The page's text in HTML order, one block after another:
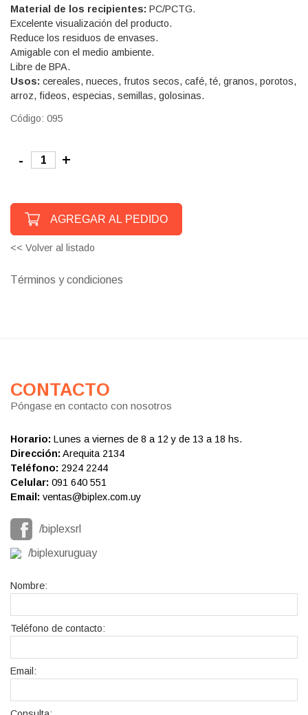
Material de los recipientes: PC/PCTG.
Excelente visualización del producto.
Reduce los residuos de envases.
Amigable con el medio ambiente.
Libre de BPA.
Usos: cereales, nueces, frutos secos, café, té, granos, porotos,
arroz, fideos, especias, semillas, golosinas.
Código: 095
- +
AGREGAR AL PEDIDO
<< Volver al listado
Términos y condiciones
CONTACTO
Póngase en contacto con nosotros
Horario: Lunes a viernes de 8 a 12 y de 13 a 18 hs.
Dirección: Arequita 2134
Teléfono: 2924 2244
Celular: 091 640 551
Email: ventas@biplex.com.uy
/biplexsrl
/biplexuruguay
Nombre:
Teléfono de contacto:
Email: